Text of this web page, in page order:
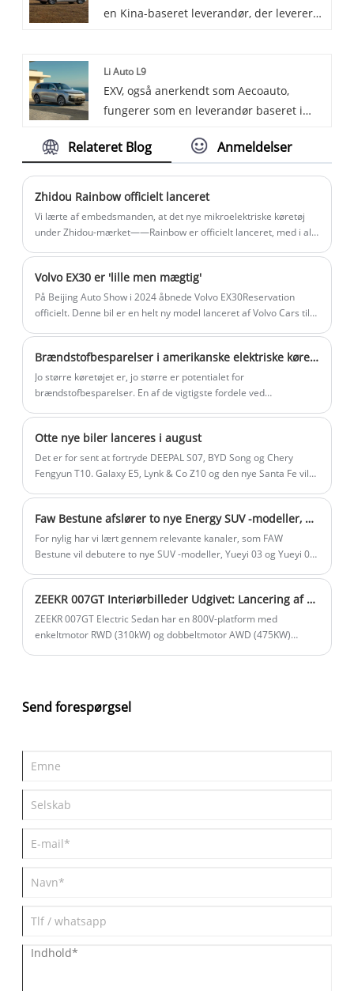
under BYD Auto, med mere sporty design
en Kina-baseret leverandør, der leverer
L7 er en luksus-elelektrisk sedan med et
sporty og stilfuldt udvendigt design og et
rummeligt og komfortabelt interiør.
Li Auto L9
EXV, også anerkendt som Aecoauto,
fungerer som en leverandør baseret i
køretøjer, herunder den berømte Li Auto
fuld størrelse med et luksuriøst
interiørdesign og kraftfuld drivlinje.
Relateret Blog Anmeldelser
Zhidou Rainbow officielt lanceret
Vi lærte af embedsmanden, at det nye mikroelektriske køretøj
under Zhidou-mærket——Rainbow er officielt lanceret, med i alt
grundlæggende.
Volvo EX30 er 'lille men mægtig'
På Beijing Auto Show i 2024 åbnede Volvo EX30Reservation
officielt. Denne bil er en helt ny model lanceret af Volvo Cars til
elektriske arkitektur af Haohan-platformen.
Brændstofbesparelser i amerikanske elektriske køretøjer er $10.000 pr. 100.000 miles
Jo større køretøjet er, jo større er potentialet for
brændstofbesparelser. En af de vigtigste fordele ved
Omkostningsbesparelsespotentialet varierer efter
køretøjskategori.
Otte nye biler lanceres i august
Det er for sent at fortryde DEEPAL S07, BYD Song og Chery
Fengyun T10. Galaxy E5, Lynk & Co Z10 og den nye Santa Fe vil
biler og mellemstore og store biler. Venner, der er klar til at
købe en ny bil eller ikke er tilfredse med de nye biler, der er
blevet lanceret, skal være opmærksomme på disse 8 nye biler,
Faw Bestune afslører to nye Energy SUV -modeller, Yueyi 03 og Yueyi 07, i morgen aften.
For nylig har vi lært gennem relevante kanaler, som FAW
Bestune vil debutere to nye SUV -modeller, Yueyi 03 og Yueyi 07,
begynder officielt kl. 19:00 den 25., og vi vil være på stedet for at
give dig de seneste opdateringer.
ZEEKR 007GT Interiørbilleder Udgivet: Lancering af midten af ​​april, to indvendige farver, har tre-eger rat og mere
ZEEKR 007GT Electric Sedan har en 800V-platform med
enkeltmotor RWD (310kW) og dobbeltmotor AWD (475KW)
Send forespørgsel